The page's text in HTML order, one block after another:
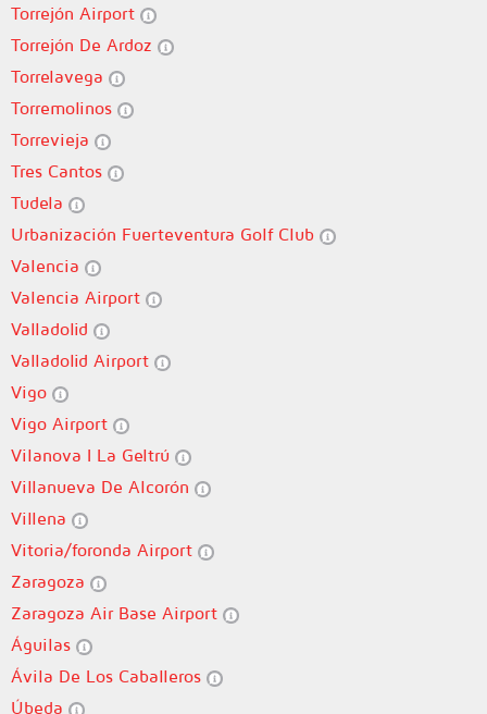
Torrejón Airport
Torrejón De Ardoz
Torrelavega
Torremolinos
Torrevieja
Tres Cantos
Tudela
Urbanización Fuerteventura Golf Club
Valencia
Valencia Airport
Valladolid
Valladolid Airport
Vigo
Vigo Airport
Vilanova I La Geltrú
Villanueva De Alcorón
Villena
Vitoria/foronda Airport
Zaragoza
Zaragoza Air Base Airport
Águilas
Ávila De Los Caballeros
Úbeda